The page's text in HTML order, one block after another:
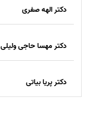
دکتر الهه صفری
دکتر مهسا حاجی ولیلی
دکتر پریا بیاتی